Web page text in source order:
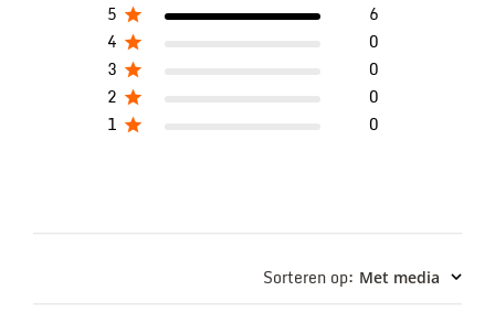
5
6
4
0
3
0
2
0
1
0
Sorteren op: Met media